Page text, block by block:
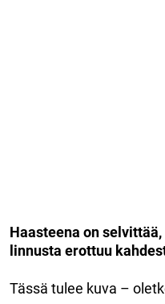
Haasteena on
linnusta erottuu
Tässä tulee kuva –